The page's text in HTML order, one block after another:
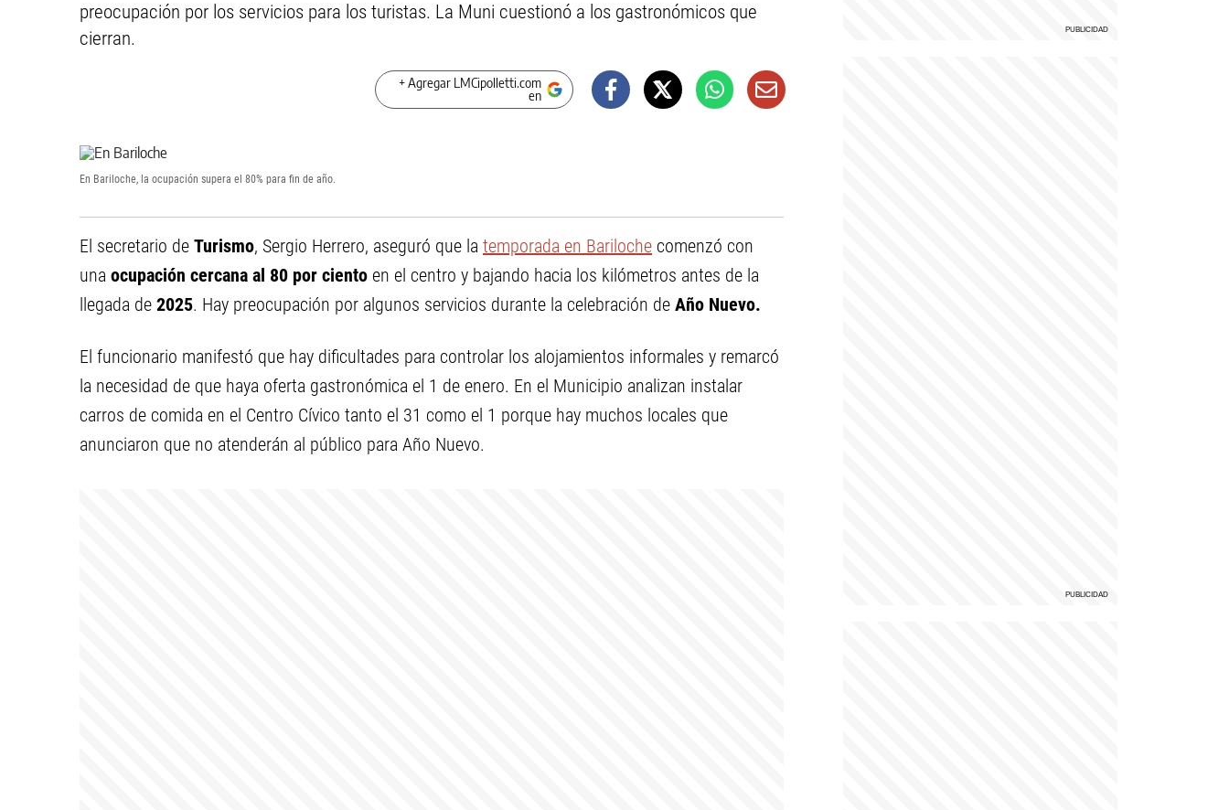
preocupación por los servicios para los turistas. La Muni cuestionó a los gastronómicos que
cierran.
+ Agregar LMCipolletti.com
en
En Bariloche, la ocupación supera el 80% para fin de año.
El secretario de Turismo, Sergio Herrero, aseguró que la temporada en Bariloche comenzó con
una ocupación cercana al 80 por ciento en el centro y bajando hacia los kilómetros antes de la
llegada de 2025. Hay preocupación por algunos servicios durante la celebración de Año Nuevo.
El funcionario manifestó que hay dificultades para controlar los alojamientos informales y remarcó
la necesidad de que haya oferta gastronómica el 1 de enero. En el Municipio analizan instalar
carros de comida en el Centro Cívico tanto el 31 como el 1 porque hay muchos locales que
anunciaron que no atenderán al público para Año Nuevo.